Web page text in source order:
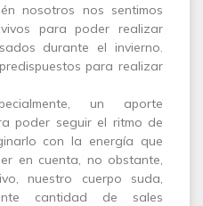
nosotros nos sentimos
para poder realizar
durante el invierno.
para realizar
un aporte
poder seguir el ritmo de
con la energía que
en cuenta, no obstante,
nuestro cuerpo suda,
cantidad de sales